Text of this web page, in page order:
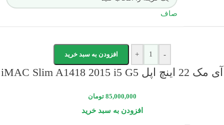
صاف
-
+ افزودن به سبد خرید
آی مک 22 اینچ اپل iMAC Slim A1418 2015 i5 G5
85,000,000 تومان
افزودن به سبد خرید